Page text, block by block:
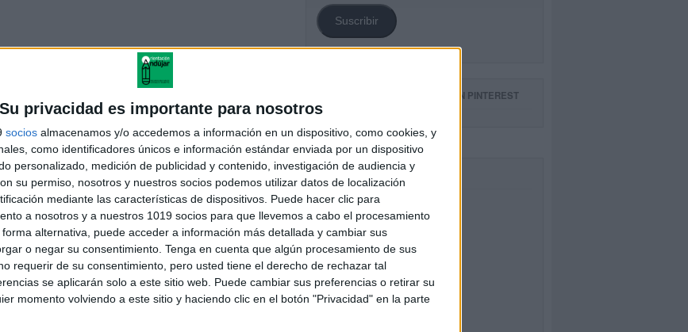
Su privacidad es importante para nosotros
socios almacenamos y/o accedemos a información en un dispositivo, como cookies, y
como identificadores únicos e información estándar enviada por un dispositivo
personalizado, medición de publicidad y contenido, investigación de audiencia y
su permiso, nosotros y nuestros socios podemos utilizar datos de localización
mediante las características de dispositivos. Puede hacer clic para
a nosotros y a nuestros 1019 socios para que llevemos a cabo el procesamiento
alternativa, puede acceder a información más detallada y cambiar sus
o negar su consentimiento. Tenga en cuenta que algún procesamiento de sus
requerir de su consentimiento, pero usted tiene el derecho de rechazar tal
se aplicarán solo a este sitio web. Puede cambiar sus preferencias o retirar su
momento volviendo a este sitio y haciendo clic en el botón "Privacidad" en la parte
Suscribir
SIGUE NUESTROS TABLEROS EN PINTEREST